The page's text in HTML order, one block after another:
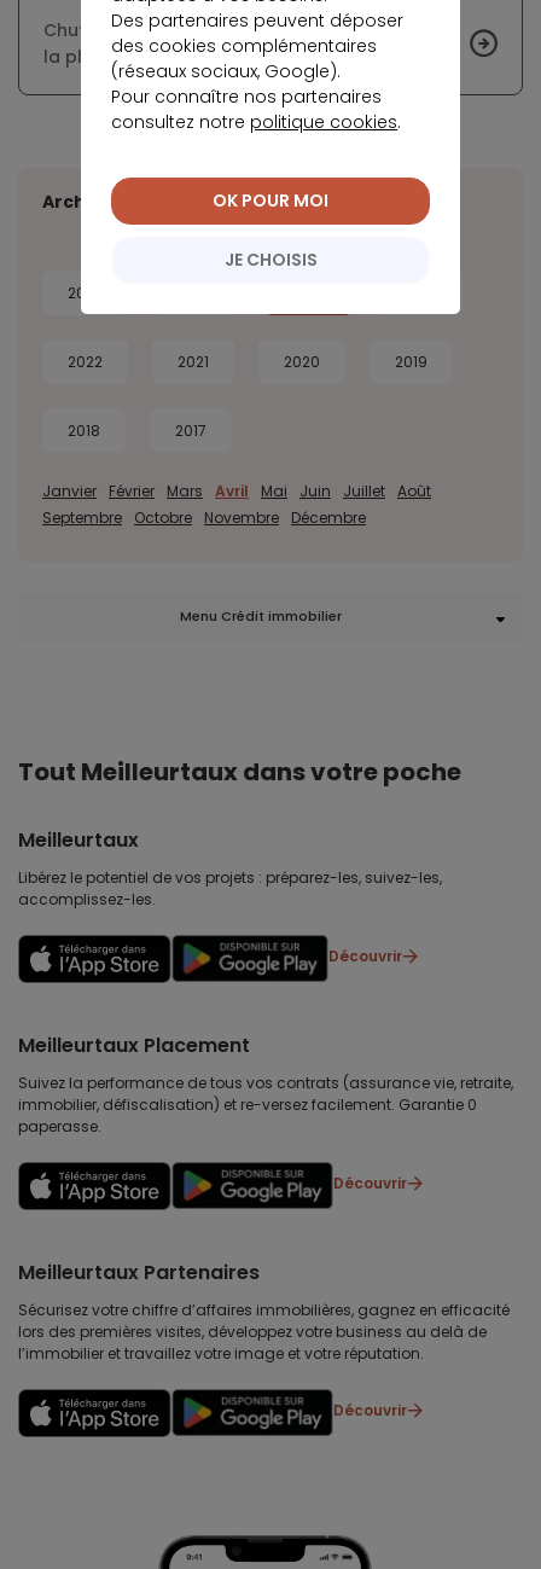
Chute des prix des passoires thermiques dans
la plupart des départements
Archives
2026
2022 2021 2020 2019
2018 2017
Janvier Février Mars Avril Mai Juin Juillet Août
Septembre
Octobre Novembre Décembre
Menu Crédit immobilier
Tout Meilleurtaux dans votre poche
Meilleurtaux
Libérez le potentiel de vos projets : préparez-les, suivez-les,
accomplissez-les.
Découvrir
Meilleurtaux Placement
Suivez la performance de tous vos contrats (assurance vie, retraite,
immobilier, défiscalisation) et re-versez facilement. Garantie 0
paperasse.
Découvrir
Meilleurtaux Partenaires
Sécurisez votre chiffre d’affaires immobilières, gagnez en efficacité
lors des premières visites, développez votre business au delà de
l’immobilier et travaillez votre image et votre réputation.
Découvrir
Des partenaires peuvent déposer
des cookies complémentaires
(réseaux sociaux, Google).
Pour connaître nos partenaires
consultez notre politique cookies.
JE CHOISIS
OK POUR MOI